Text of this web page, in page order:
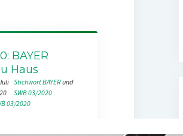
BAYER
Haus
Stichwort BAYER
und
SWB 03/2020
03/2020